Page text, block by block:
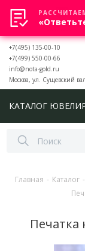
+7(495) 135-00-10
+7(499) 550-00-66
info@nota-gold.ru
Москва, ул. Сущевский
КАТАЛОГ
Главная - Каталог -
Печатка